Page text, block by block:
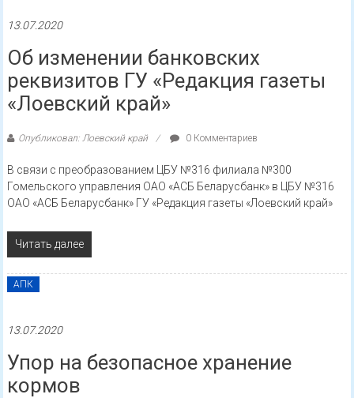
13.07.2020
Об изменении банковских
реквизитов ГУ «Редакция газеты
«Лоевский край»
Опубликовал: Лоевский край 0 Комментариев
В связи с преобразованием ЦБУ №316 филиала №300
Гомельского управления ОАО «АСБ Беларусбанк» в ЦБУ №316
ОАО «АСБ Беларусбанк» ГУ «Редакция газеты «Лоевский край»
Читать далее
АПК
13.07.2020
Упор на безопасное хранение
кормов